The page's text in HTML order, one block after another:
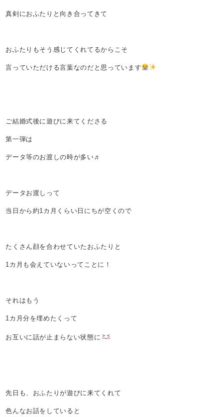
真剣におふたりと向き合ってきて
おふたりもそう感じてくれてるからこそ
言っていただける言葉なのだと思っています
ご結婚式後に遊びに来てくださる
第一弾は
データ等のお渡しの時が多い♬
データお渡しって
当日から約1カ月くらい日にちが空くので
たくさん顔を合わせていたおふたりと
1カ月も会えていないってことに！
それはもう
1カ月分を埋めたくって
お互いに話が止まらない状態に
先日も、おふたりが遊びに来てくれて
色んなお話をしていると